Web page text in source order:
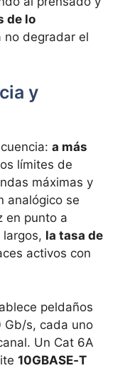
de lo
no degradar el
y
a más
límites de
máximas y
analógico se
en punto a
la tasa de
activos con
peldaños
Gb/s, cada uno
Un Cat 6A
10GBASE‑T